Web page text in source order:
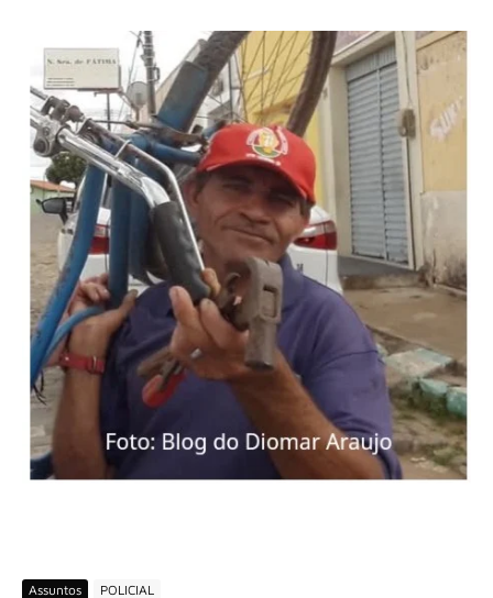
Assuntos POLICIAL